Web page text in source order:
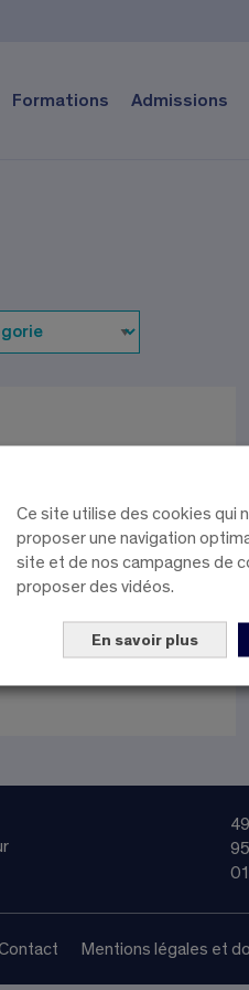
Formations Admissions
Mentions légales et
Ce site utilise des cookies qui
proposer une navigation
site et de nos campagnes de
proposer des vidéos.
En savoir plus